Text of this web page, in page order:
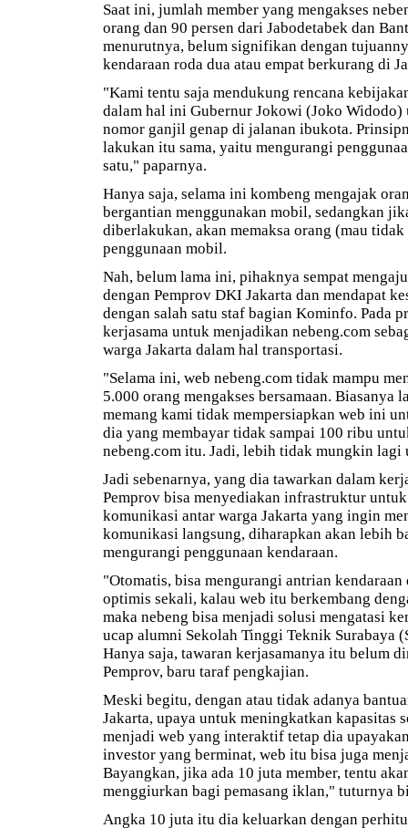
Saat ini, jumlah member yang mengakses
orang dan 90 persen dari Jabodetabek dan
menurutnya, belum signifikan dengan
kendaraan roda dua atau empat berkurang di
"Kami tentu saja mendukung rencana
dalam hal ini Gubernur Jokowi (Joko
nomor ganjil genap di jalanan ibukota.
lakukan itu sama, yaitu mengurangi
satu," paparnya.
Hanya saja, selama ini kombeng mengajak
bergantian menggunakan mobil, sedangkan
diberlakukan, akan memaksa orang (mau
penggunaan mobil.
Nah, belum lama ini, pihaknya sempat
dengan Pemprov DKI Jakarta dan mendapat
dengan salah satu staf bagian Kominfo. Pada
kerjasama untuk menjadikan nebeng.com
warga Jakarta dalam hal transportasi.
"Selama ini, web nebeng.com tidak mampu
5.000 orang mengakses bersamaan. Biasanya
memang kami tidak mempersiapkan web ini
dia yang membayar tidak sampai 100 ribu
nebeng.com itu. Jadi, lebih tidak mungkin
Jadi sebenarnya, yang dia tawarkan dalam
Pemprov bisa menyediakan infrastruktur
komunikasi antar warga Jakarta yang ingin
komunikasi langsung, diharapkan akan lebih
mengurangi penggunaan kendaraan.
"Otomatis, bisa mengurangi antrian
optimis sekali, kalau web itu berkembang
maka nebeng bisa menjadi solusi mengatasi
ucap alumni Sekolah Tinggi Teknik Surabaya
Hanya saja, tawaran kerjasamanya itu belum
Pemprov, baru taraf pengkajian.
Meski begitu, dengan atau tidak adanya
Jakarta, upaya untuk meningkatkan kapasitas
menjadi web yang interaktif tetap dia
investor yang berminat, web itu bisa juga
Bayangkan, jika ada 10 juta member, tentu
menggiurkan bagi pemasang iklan," tuturnya
Angka 10 juta itu dia keluarkan dengan